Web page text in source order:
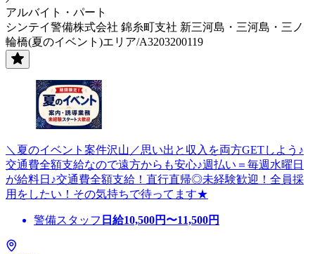
アルバイト・パート
シンテイ警備株式会社 錦糸町支社 新三河島・三河島・三ノ
輪橋(夏のイベント)エリア/A3203200119
＼夏のイベント案件沢山／思い出と収入を両方GETしよう♪
交通費全額支給なので遠方からも安心♪週払い＝毎週水曜日
が給料日♪交通費全額支給！直行直帰◎未経験歓迎！全員採
用をしたい！その気持ちで待ってます★
警備スタッフ 日給10,500円〜11,500円